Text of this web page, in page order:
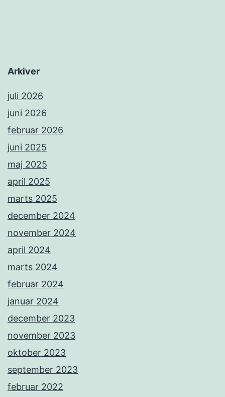
Arkiver
juli 2026
juni 2026
februar 2026
juni 2025
maj 2025
april 2025
marts 2025
december 2024
november 2024
april 2024
marts 2024
februar 2024
januar 2024
december 2023
november 2023
oktober 2023
september 2023
februar 2022